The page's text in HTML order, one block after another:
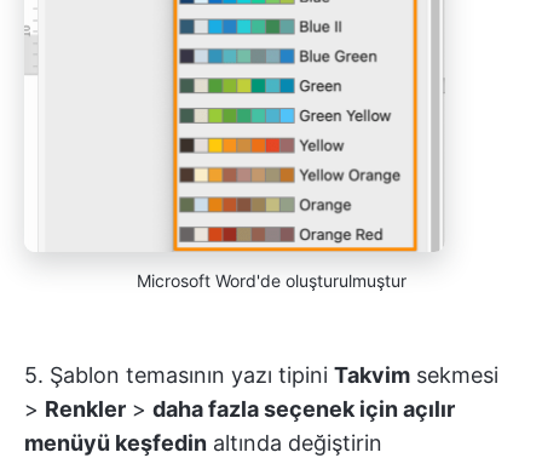
Microsoft Word'de oluşturulmuştur
5. Şablon temasının yazı tipini Takvim sekmesi
> Renkler > daha fazla seçenek için açılır
menüyü keşfedin altında değiştirin